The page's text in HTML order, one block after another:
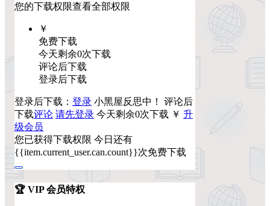
您的下载权限查看全部权限
￥
免费下载
今天剩余0次下载
评论后下载
登录后下载
登录后下载： 登录 小黑屋反思中！ 评论后
下载评论 请先登录 今天剩余0次下载 ￥ 升
级会员
您已获得下载权限 今日还有
{{item.current_user.can.count}}次免费下载
🏆 VIP 会员特权